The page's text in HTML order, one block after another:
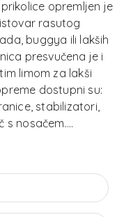
opremljen je
rasutog
buggya ili lakših
presvučena je i
limom za lakši
dostupni su:
stabilizatori,